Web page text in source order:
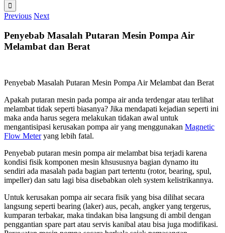
for:
Previous Next
Penyebab Masalah Putaran Mesin Pompa Air
Melambat dan Berat
Penyebab Masalah Putaran Mesin Pompa Air Melambat dan Berat
Apakah putaran mesin pada pompa air anda terdengar atau terlihat
melambat tidak seperti biasanya? Jika mendapati kejadian seperti ini
maka anda harus segera melakukan tidakan awal untuk
mengantisipasi kerusakan pompa air yang menggunakan Magnetic
Flow Meteryang lebih fatal.
Penyebab putaran mesin pompa air melambat bisa terjadi karena
kondisi fisik komponen mesin khsususnya bagian dynamo itu
sendiri ada masalah pada bagian part tertentu (rotor, bearing, spul,
impeller) dan satu lagi bisa disebabkan oleh system kelistrikannya.
Untuk kerusakan pompa air secara fisik yang bisa dilihat secara
langsung seperti bearing (laker) aus, pecah, angker yang tergerus,
kumparan terbakar, maka tindakan bisa langsung di ambil dengan
penggantian spare part atau servis kanibal atau bisa juga modifikasi.